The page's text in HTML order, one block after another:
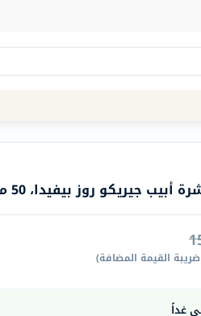
جيريكو روز بيفيدا، 50 مل
القيمة المضافة)
غداً